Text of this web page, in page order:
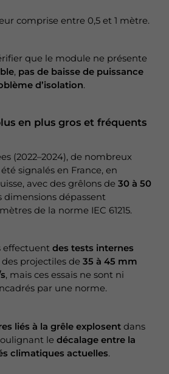
comprise entre 0,5 et 1 mètre.
que le module ne présente
, pas de baisse de puissance
d’isolation.
en plus gros et fréquents
(2022–2024), de nombreux
signalés en France, en
avec des grêlons de 30 à 50
dimensions dépassent
de la norme IEC 61215.
effectuent des tests internes
des projectiles de 35 à 45 mm
, mais ces essais ne sont ni
par une norme.
liés à la grêle explosent dans
le décalage entre la
climatiques actuelles.